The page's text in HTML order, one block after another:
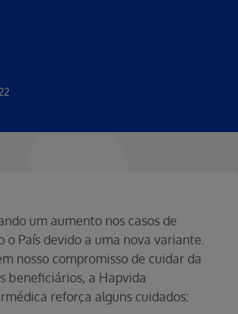
um aumento nos casos de
o País devido a uma nova variante.
nosso compromisso de cuidar da
beneficiários, a Hapvida
reforça alguns cuidados: